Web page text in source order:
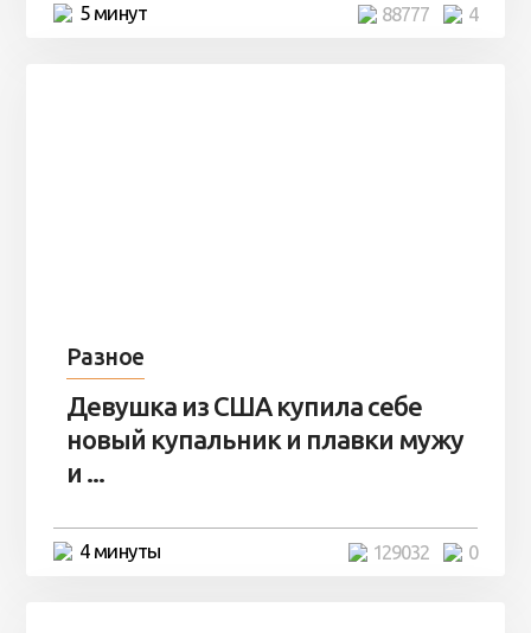
5 минут 4
88777
Разное
Девушка из США купила себе
новый купальник и плавки мужу
и ...
4 минуты 0
129032